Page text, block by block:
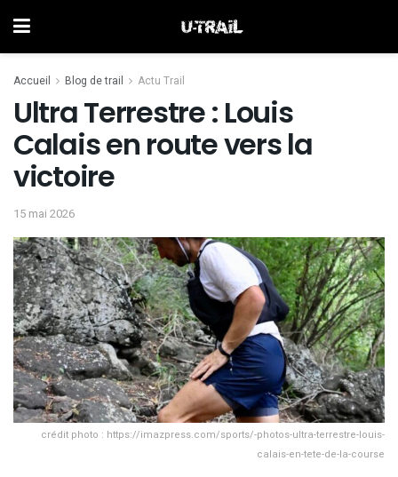
Accueil Blog de trail Actu Trail
Ultra Terrestre : Louis
Calais en route vers la
victoire
15 mai 2026
crédit photo : https://imazpress.com/sports/-photos-ultra-terrestre-louis-
calais-en-tete-de-la-course